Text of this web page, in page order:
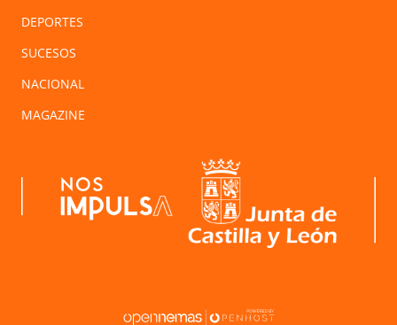
DEPORTES
SUCESOS
NACIONAL
MAGAZINE